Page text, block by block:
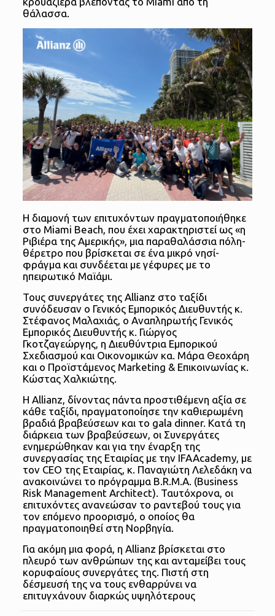
θάλασσα.
Η διαμονή των επιτυχόντων πραγματοποιήθηκε
στο Miami Beach, που έχει χαρακτηριστεί ως «η
Ριβιέρα της Αμερικής», μια παραθαλάσσια πόλη-
θέρετρο που βρίσκεται σε ένα μικρό νησί-
φράγμα και συνδέεται με γέφυρες με το
ηπειρωτικό Μαϊάμι.
Τους συνεργάτες της Allianz στο ταξίδι
συνόδευσαν ο Γενικός Εμπορικός Διευθυντής κ.
Στέφανος Μαλαχιάς, ο Αναπληρωτής Γενικός
Εμπορικός Διευθυντής κ. Γιώργος
Γκοτζαγεώργης, η Διευθύντρια Εμπορικού
Σχεδιασμού και Οικονομικών κα. Μάρα Θεοχάρη
και ο Προϊστάμενος Marketing & Επικοινωνίας κ.
Κώστας Χαλκιώτης.
Η Allianz, δίνοντας πάντα προστιθέμενη αξία σε
κάθε ταξίδι, πραγματοποίησε την καθιερωμένη
βραδιά βραβεύσεων και το gala dinner. Κατά τη
διάρκεια των βραβεύσεων, οι Συνεργάτες
ενημερώθηκαν και για την έναρξη της
συνεργασίας της Εταιρίας με την IFAAcademy, με
τον CEO της Εταιρίας, κ. Παναγιώτη Λελεδάκη να
ανακοινώνει το πρόγραμμα B.R.M.A. (Business
Risk Management Architect). Ταυτόχρονα, οι
επιτυχόντες ανανεώσαν το ραντεβού τους για
τον επόμενο προορισμό, ο οποίος θα
πραγματοποιηθεί στη Νορβηγία.
Για ακόμη μια φορά, η Allianz βρίσκεται στο
πλευρό των ανθρώπων της και ανταμείβει τους
κορυφαίους συνεργάτες της. Πιστή στη
δέσμευσή της να τους ενθαρρύνει να
επιτυγχάνουν διαρκώς υψηλότερους